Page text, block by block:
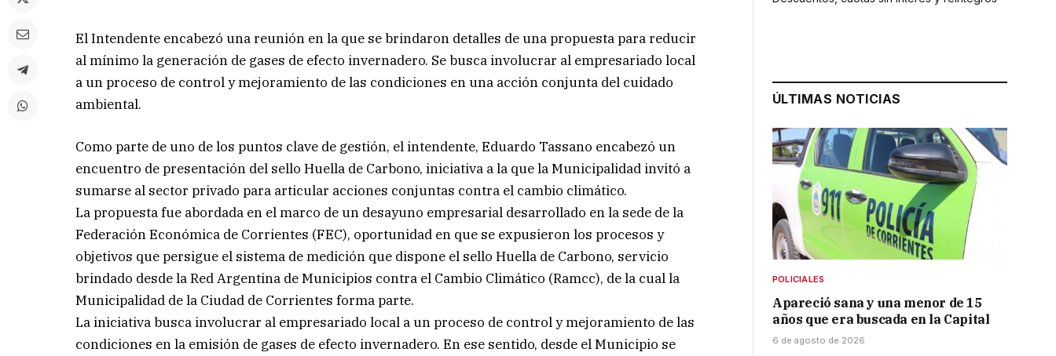
El Intendente encabezó una reunión en la que se brindaron detalles de una propuesta para reducir
al mínimo la generación de gases de efecto invernadero. Se busca involucrar al empresariado local
a un proceso de control y mejoramiento de las condiciones en una acción conjunta del cuidado
ambiental.
Como parte de uno de los puntos clave de gestión, el intendente, Eduardo Tassano encabezó un
encuentro de presentación del sello Huella de Carbono, iniciativa a la que la Municipalidad invitó a
sumarse al sector privado para articular acciones conjuntas contra el cambio climático.
La propuesta fue abordada en el marco de un desayuno empresarial desarrollado en la sede de la
Federación Económica de Corrientes (FEC), oportunidad en que se expusieron los procesos y
objetivos que persigue el sistema de medición que dispone el sello Huella de Carbono, servicio
brindado desde la Red Argentina de Municipios contra el Cambio Climático (Ramcc), de la cual la
Municipalidad de la Ciudad de Corrientes forma parte.
La iniciativa busca involucrar al empresariado local a un proceso de control y mejoramiento de las
condiciones en la emisión de gases de efecto invernadero. En ese sentido, desde el Municipio se
ÚLTIMAS NOTICIAS
POLICIALES
Apareció sana y una menor de 15
años que era buscada en la Capital
6 de agosto de 2026